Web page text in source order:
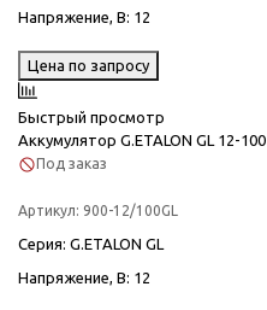
Напряжение, В: 12
Цена по запросу
Быстрый просмотр
Аккумулятор G.ETALON GL 12-100
Под заказ
Артикул: 900-12/100GL
Серия: G.ETALON GL
Напряжение, В: 12